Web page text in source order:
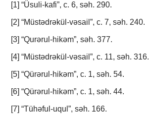
[1] “Üsuli-kаfi”, c. 6, sәh. 290.
[2] “Müstәdrәkül-vәsаil”, c. 7, sәh. 240.
[3] “Qurәrul-hikәm”, sәh. 377.
[4] “Müstәdrәkül-vәsаil”, c. 11, sәh. 316.
[5] “Qürәrul-hikәm”, c. 1, sәh. 54.
[6] “Qürәrul-hikәm”, c. 1, sәh. 44.
[7] “Tühәful-uqul”, sәh. 166.